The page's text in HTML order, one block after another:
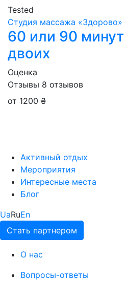
Tested
Студия массажа «‎‎Здорово»
60 или 90
двоих
Оценка
Отзывы 8 отзывов
от 1200 ₴
Активный отдых
Мероприятия
Интересные места
Блог
UaRuEn
Стать партнером
О нас
Вопросы-ответы